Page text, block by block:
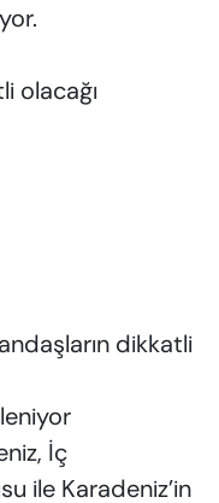
olacağı
dikkatli
İç
ile Karadeniz’in